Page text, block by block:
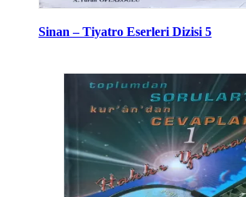
Sinan – Tiyatro Eserleri Dizisi 5